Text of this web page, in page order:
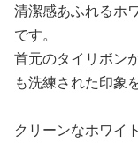
清潔感あふれるホ
です。
首元のタイリボン
も洗練された印象
クリーンなホワイ